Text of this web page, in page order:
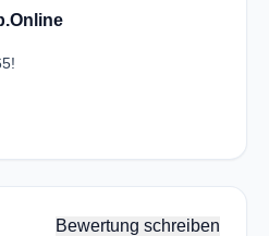
Bewertung schreiben